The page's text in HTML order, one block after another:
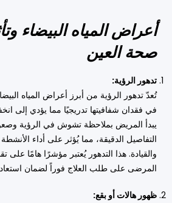
أعراض المياه البيضاء
صحة العين
تدهور الرؤية:
تُعدّ تدهور الرؤية من أبرز أعراض المياه
في فقدان شفافيتها تدريجيًا مما يؤدي إلى
يبدأ المريض بملاحظة تشوش في الرؤية
التفاصيل الدقيقة، مما يُؤثر على أداء
والقيادة. هذا التدهور يُعتبر مؤشرًا هامًا على
المرضى على طلب العلاج فوراً لضمان
ظهور هالات أو بقع: